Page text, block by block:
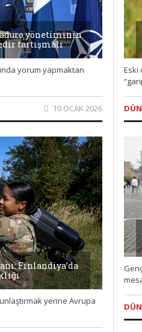
yönetiminin
tartışmalı
yorum yapmaktan
10 OCAK 2026
Eski
Finlandiya’da
yerine Avrupa